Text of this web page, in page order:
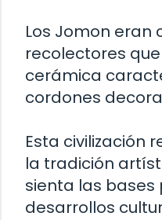
Los Jomon eran
recolectores
cerámica
cordones
Esta civilización
la tradición
sienta las bases
desarrollos